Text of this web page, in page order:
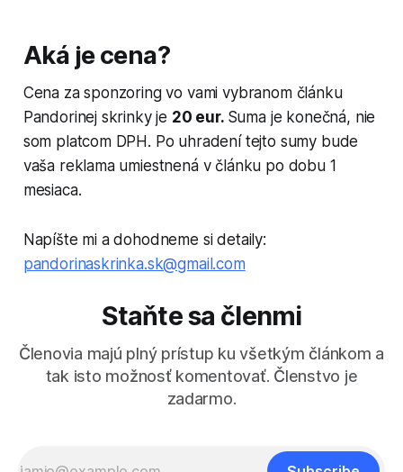
Aká je cena?
Cena za sponzoring vo vami vybranom článku
Pandorinej skrinkyje 20 eur. Suma je konečná, nie
som platcom DPH. Po uhradení tejto sumy bude
vaša reklama umiestnená v článku po dobu 1
mesiaca.
Napíšte mi a dohodneme si detaily:
pandorinaskrinka.sk@gmail.com
Staňte sa členmi
Členovia majú plný prístup ku všetkým článkom a
tak isto možnosť komentovať. Členstvo je
zadarmo.